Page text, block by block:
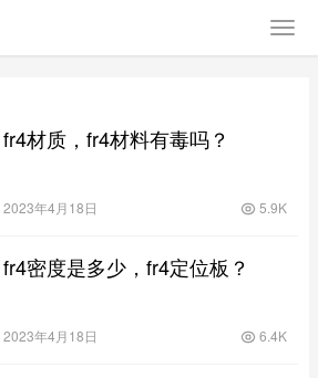
fr4材质，fr4材料有毒吗？
2023年4月18日 5.9K
fr4密度是多少，fr4定位板？
2023年4月18日 6.4K